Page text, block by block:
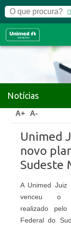
Notícias
Home Notícias
A+ A-
Unimed
novo
Sudeste
A Unimed Juiz
venceu o
realizado pelo
Federal do